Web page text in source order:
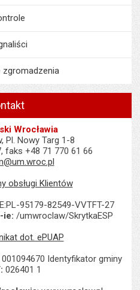
zgromadzenia
Wrocławia
Pl. Nowy Targ 1-8
faks +48 71 770 61 66
obsługi Klientów
95179-82549-VVTFT-27
ie: /umwroclaw/SkrytkaESP
dot. ePUAP
001094670 Identyfikator gminy
026401 1